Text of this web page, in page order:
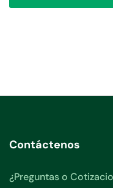
Contáctenos
¿Preguntas o